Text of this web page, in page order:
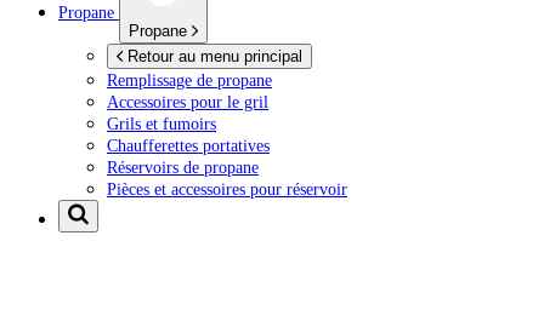
Propane
Propane
Retour au menu principal
Remplissage de propane
Accessoires pour le gril
Grils et fumoirs
Chaufferettes portatives
Réservoirs de propane
Pièces et accessoires pour réservoir